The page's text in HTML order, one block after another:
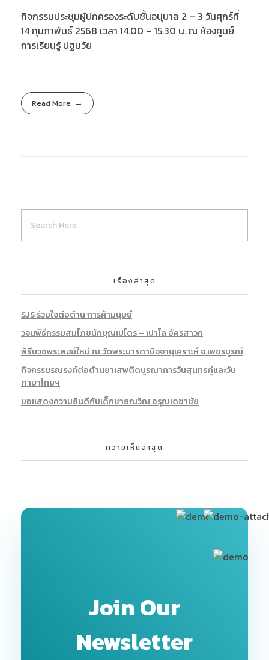
กิจกรรมประชุมผู้ปกครองระดับชั้นอนุบาล 2 – 3 วันศุกร์ที่
14 กุมภาพันธ์ 2568 เวลา 14.00 – 15.30 น. ณ ห้องศูนย์
การเรียนรู้ ปฐมวัย
Read More
เรื่องล่าสุด
SJS ร่วมใจต่อต้าน การค้ามนุษย์
วจนพิธีกรรมสมโภชนักบุญเปโตร – เปาโล อัครสาวก
พิธีบวชพระสงฆ์ใหม่ ณ วัดพระมารดานิจจานุเคราะห์ จ.เพชรบูรณ์
กิจกรรมรณรงค์ต่อต้านยาเสพติดบูรณาการวันสุนทรภู่และวัน
ภาษาไทยฯ
ขอแสดงความยินดีก้บเด็กชายณวิณ อรุณเดชาชัย
ความเห็นล่าสุด
Join Our
Newsletter